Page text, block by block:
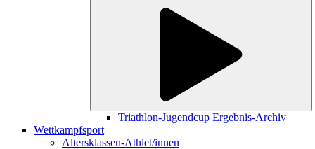
Triathlon-Jugendcup Ergebnis-Archiv
Wettkampfsport
Altersklassen-Athlet/innen